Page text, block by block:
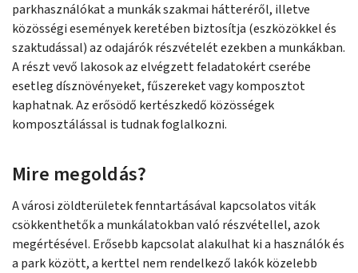
parkhasználókat a munkák szakmai hátteréről, illetve
közösségi események keretében biztosítja (eszközökkel és
szaktudással) az odajárók részvételét ezekben a munkákban.
A részt vevő lakosok az elvégzett feladatokért cserébe
esetleg dísznövényeket, fűszereket vagy komposztot
kaphatnak. Az erősödő kertészkedő közösségek
komposztálással is tudnak foglalkozni.
Mire megoldás?
A városi zöldterületek fenntartásával kapcsolatos viták
csökkenthetők a munkálatokban való részvétellel, azok
megértésével. Erősebb kapcsolat alakulhat ki a használók és
a park között, a kerttel nem rendelkező lakók közelebb